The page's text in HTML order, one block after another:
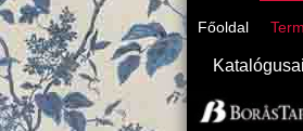
Főoldal